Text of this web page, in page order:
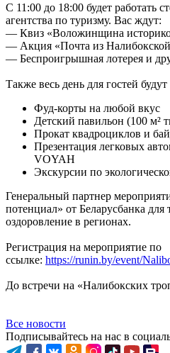
С 11:00 до 18:00 будет работать
агентства по туризму. Вас ждут:
— Квиз «Воложинщина историко-
— Акция «Почта из
— Беспроигрышная лотерея и
Также весь день для гостей будут
Фуд-корты на любой вкус
Детский павильон (100 м²
Прокат квадроциклов и
Презентация легковых
VOYAH
Экскурсии по
Генеральный партнер
потенциал» от Беларусбанка для
оздоровление в регионах.
Регистрация на мероприятие по
ссылке: https://runin.by/event/
До встречи на «Налибокских
Все новости
Подписывайтесь на нас в